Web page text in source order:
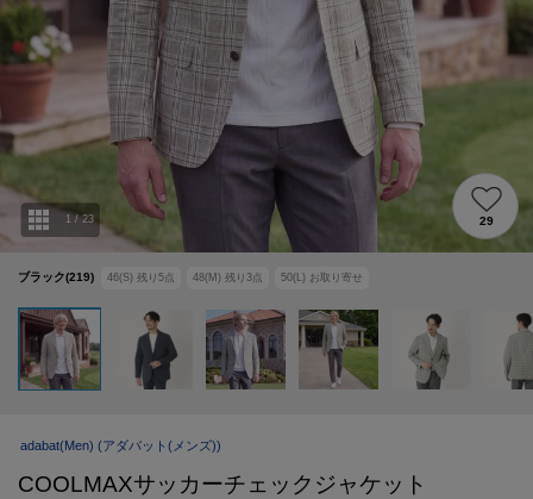
ブラック(219) 46(S) 残り 5点 48(M) 残り 3点 50(L) お取り寄せ
1 /23 29
adabat(Men) (アダバット(メンズ))
COOLMAXサッカーチェックジャケット